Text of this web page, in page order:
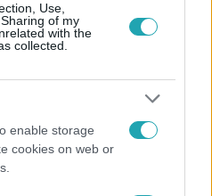
Use,
of my
with the
collected.
enable storage
cookies on web or